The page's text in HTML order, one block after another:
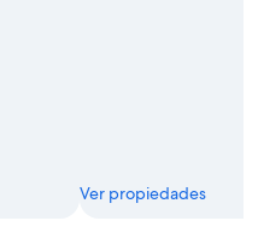
Ver propiedades